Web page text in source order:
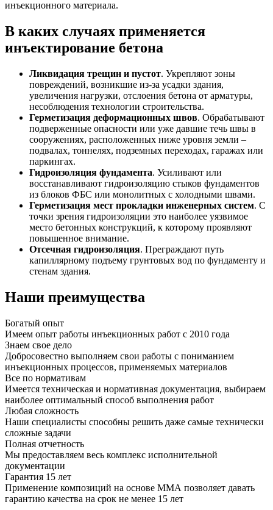
инъекционного материала.
В каких случаях применяется
инъектирование бетона
Ликвидация трещин и пустот. Укрепляют зоны
повреждений, возникшие из-за усадки здания,
увеличения нагрузки, отслоения бетона от арматуры,
несоблюдения технологии строительства.
Герметизация деформационных швов. Обрабатывают
подверженные опасности или уже давшие течь швы в
сооружениях, расположенных ниже уровня земли –
подвалах, тоннелях, подземных переходах, гаражах или
паркингах.
Гидроизоляция фундамента. Усиливают или
восстанавливают гидроизоляцию стыков фундаментов
из блоков ФБС или монолитных с холодными швами.
Герметизация мест прокладки инженерных систем. С
точки зрения гидроизоляции это наиболее уязвимое
место бетонных конструкций, к которому проявляют
повышенное внимание.
Отсечная гидроизоляция. Преграждают путь
капиллярному подъему грунтовых вод по фундаменту и
стенам здания.
Наши преимущества
Богатый опыт
Имеем опыт работы инъекционных работ с 2010 года
Знаем свое дело
Добросовестно выполняем свои работы с пониманием
инъекционных процессов, применяемых материалов
Все по нормативам
Имеется техническая и нормативная документация, выбираем
наиболее оптимальный способ выполнения работ
Любая сложность
Наши специалисты способны решить даже самые технически
сложные задачи
Полная отчетность
Мы предоставляем весь комплекс исполнительной
документации
Гарантия 15 лет
Применение композиций на основе ММА позволяет давать
гарантию качества на срок не менее 15 лет